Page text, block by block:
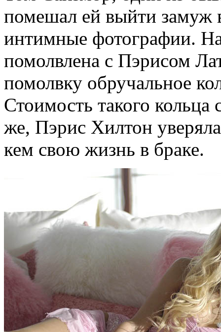
помешал ей выйти замуж
интимные фотографии.
помолвлена с Пэрисом
помолвку обручальное
Стоимость такого кольца
же, Пэрис Хилтон
кем свою жизнь в браке.